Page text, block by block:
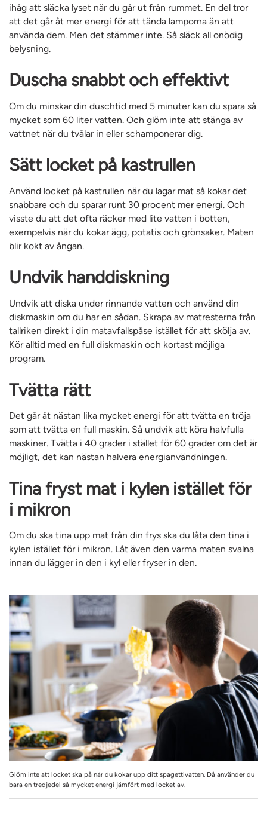
ihåg att släcka lyset när du går ut från rummet. En del tror
att det går åt mer energi för att tända lamporna än att
använda dem. Men det stämmer inte. Så släck all onödig
belysning.
Duscha snabbt och effektivt
Om du minskar din duschtid med 5 minuter kan du spara så
mycket som 60 liter vatten. Och glöm inte att stänga av
vattnet när du tvålar in eller schamponerar dig.
Sätt locket på kastrullen
Använd locket på kastrullen när du lagar mat så kokar det
snabbare och du sparar runt 30 procent mer energi. Och
visste du att det ofta räcker med lite vatten i botten,
exempelvis när du kokar ägg, potatis och grönsaker. Maten
blir kokt av ångan.
Undvik handdiskning
Undvik att diska under rinnande vatten och använd din
diskmaskin om du har en sådan. Skrapa av matresterna från
tallriken direkt i din matavfallspåse istället för att skölja av.
Kör alltid med en full diskmaskin och kortast möjliga
program.
Tvätta rätt
Det går åt nästan lika mycket energi för att tvätta en tröja
som att tvätta en full maskin. Så undvik att köra halvfulla
maskiner. Tvätta i 40 grader i stället för 60 grader om det är
möjligt, det kan nästan halvera energianvändningen.
Tina fryst mat i kylen istället för
i mikron
Om du ska tina upp mat från din frys ska du låta den tina i
kylen istället för i mikron. Låt även den varma maten svalna
innan du lägger in den i kyl eller fryser in den.
Glöm inte att locket ska på när du kokar upp ditt spagettivatten. Då använder du
bara en tredjedel så mycket energi jämfört med locket av.